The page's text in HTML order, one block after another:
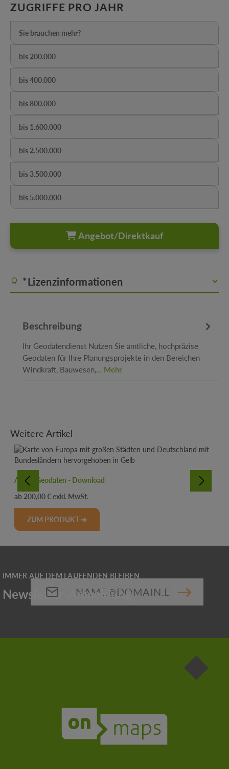
ZUGRIFFE PRO JAHR
Sie brauchen mehr?
(Diese Option ist zurzeit nicht verfügbar.)
bis 200.000
(Diese Option ist zurzeit nicht verfügbar.)
bis 400.000
(Diese Option ist zurzeit nicht verfügbar.)
bis 800.000
(Diese Option ist zurzeit nicht verfügbar.)
bis 1.600.000
(Diese Option ist zurzeit nicht verfügbar.)
bis 2.500.000
(Diese Option ist zurzeit nicht verfügbar.)
bis 3.500.000
(Diese Option ist zurzeit nicht verfügbar.)
bis 5.000.000
(Diese Option ist zurzeit nicht verfügbar.)
Angebot/Direktkauf
*Lizenzinformationen
Beschreibung
Ihr Geodatendienst Nutzen Sie amtliche, hochpräzise
Geodaten für Ihre Planungsprojekte in den Bereichen
Windkraft, Bauwesen,… Mehr
Produktgalerie überspringen
Weitere Artikel
ATKIS Geodaten - Download
Regulärer Preis:
200,00 €
ZUM PRODUKT ➔
Pflichtfelder.